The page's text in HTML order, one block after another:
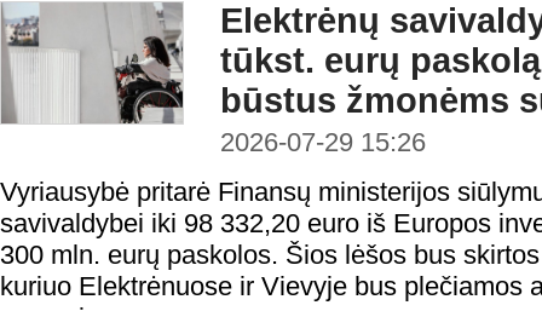
Elektrėnų
tūkst. eurų
būstus žmonėms
2026-07-29 15:26
Vyriausybė pritarė Finansų ministerijos
savivaldybei iki 98 332,20 euro iš Europos
300 mln. eurų paskolos. Šios lėšos bus
kuriuo Elektrėnuose ir Vievyje bus plečiamos